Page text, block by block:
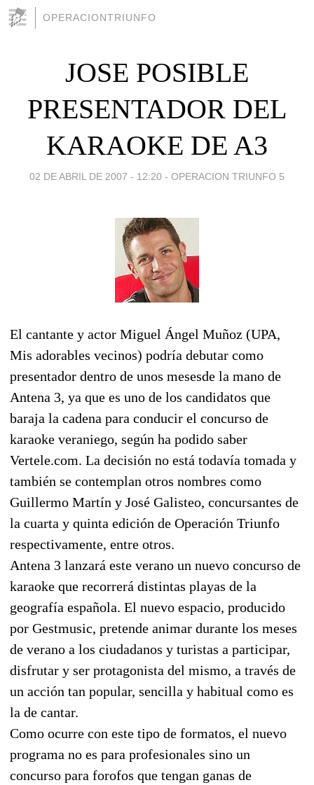
OPERACIONTRIUNFO
JOSE POSIBLE
PRESENTADOR DEL
KARAOKE DE A3
02 DE ABRIL DE 2007 - 12:20 - OPERACION TRIUNFO 5
El cantante y actor Miguel Ángel Muñoz (UPA,
Mis adorables vecinos) podría debutar como
presentador dentro de unos mesesde la mano de
Antena 3, ya que es uno de los candidatos que
baraja la cadena para conducir el concurso de
karaoke veraniego, según ha podido saber
Vertele.com. La decisión no está todavía tomada y
también se contemplan otros nombres como
Guillermo Martín y José Galisteo, concursantes de
la cuarta y quinta edición de Operación Triunfo
respectivamente, entre otros.
Antena 3 lanzará este verano un nuevo concurso de
karaoke que recorrerá distintas playas de la
geografía española. El nuevo espacio, producido
por Gestmusic, pretende animar durante los meses
de verano a los ciudadanos y turistas a participar,
disfrutar y ser protagonista del mismo, a través de
un acción tan popular, sencilla y habitual como es
la de cantar.
Como ocurre con este tipo de formatos, el nuevo
programa no es para profesionales sino un
concurso para forofos que tengan ganas de